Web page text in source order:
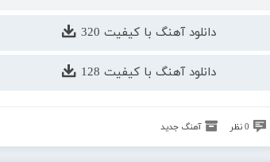
دانلود آهنگ با کیفیت 320
دانلود آهنگ با کیفیت 128
0 نظر آهنگ جدید